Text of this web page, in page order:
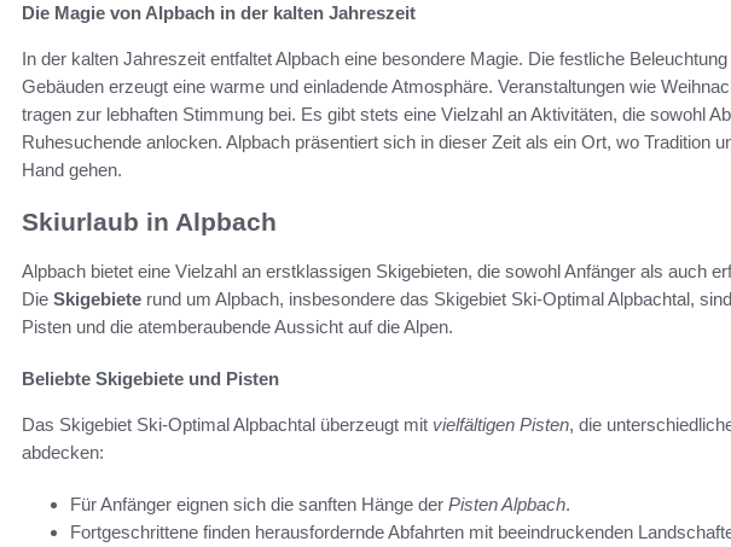
Die Magie von Alpbach in der kalten Jahreszeit
In der kalten Jahreszeit entfaltet Alpbach eine besondere Magie. Die festliche
Gebäuden erzeugt eine warme und einladende Atmosphäre. Veranstaltungen wie
tragen zur lebhaften Stimmung bei. Es gibt stets eine Vielzahl an Aktivitäten, die sowohl
Ruhesuchende anlocken. Alpbach präsentiert sich in dieser Zeit als ein Ort, wo Tradition
Hand gehen.
Skiurlaub in Alpbach
Alpbach bietet eine Vielzahl an erstklassigen Skigebieten, die sowohl Anfänger als auch
Die Skigebiete rund um Alpbach, insbesondere das Skigebiet Ski-Optimal Alpbachtal,
Pisten und die atemberaubende Aussicht auf die Alpen.
Beliebte Skigebiete und Pisten
Das Skigebiet Ski-Optimal Alpbachtal überzeugt mit vielfältigen Pisten, die
abdecken:
Für Anfänger eignen sich die sanften Hänge der Pisten Alpbach.
Fortgeschrittene finden herausfordernde Abfahrten mit beeindruckenden